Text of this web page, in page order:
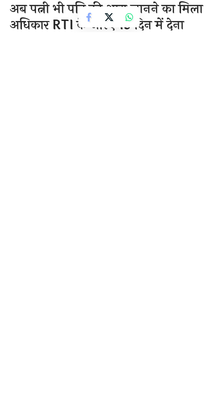
अब पत्नी भी पति की आय जानने का मिला
अधिकार RTI के जरिए 15 दिन में देना